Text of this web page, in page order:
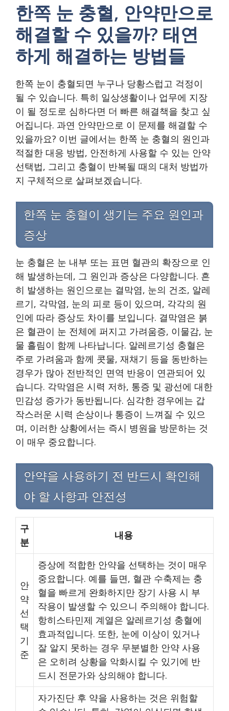
한쪽 눈 충혈, 안약만으로
해결할 수 있을까? 태연
하게 해결하는 방법들
한쪽 눈이 충혈되면 누구나 당황스럽고 걱정이
될 수 있습니다. 특히 일상생활이나 업무에 지장
이 될 정도로 심하다면 더 빠른 해결책을 찾고 싶
어집니다. 과연 안약만으로 이 문제를 해결할 수
있을까요? 이번 글에서는 한쪽 눈 충혈의 원인과
적절한 대응 방법, 안전하게 사용할 수 있는 안약
선택법, 그리고 충혈이 반복될 때의 대처 방법까
지 구체적으로 살펴보겠습니다.
한쪽 눈 충혈이 생기는 주요 원인과
증상
눈 충혈은 눈 내부 또는 표면 혈관의 확장으로 인
해 발생하는데, 그 원인과 증상은 다양합니다. 흔
히 발생하는 원인으로는 결막염, 눈의 건조, 알레
르기, 각막염, 눈의 피로 등이 있으며, 각각의 원
인에 따라 증상도 차이를 보입니다. 결막염은 붉
은 혈관이 눈 전체에 퍼지고 가려움증, 이물감, 눈
물 흘림이 함께 나타납니다. 알레르기성 충혈은
주로 가려움과 함께 콧물, 재채기 등을 동반하는
경우가 많아 전반적인 면역 반응이 연관되어 있
습니다. 각막염은 시력 저하, 통증 및 광선에 대한
민감성 증가가 동반됩니다. 심각한 경우에는 갑
작스러운 시력 손상이나 통증이 느껴질 수 있으
며, 이러한 상황에서는 즉시 병원을 방문하는 것
이 매우 중요합니다.
안약을 사용하기 전 반드시 확인해
야 할 사항과 안전성
구
분
내용
안
약
선
택
기
준
증상에 적합한 안약을 선택하는 것이 매우
중요합니다. 예를 들면, 혈관 수축제는 충
혈을 빠르게 완화하지만 장기 사용 시 부
작용이 발생할 수 있으니 주의해야 합니다.
항히스타민제 계열은 알레르기성 충혈에
효과적입니다. 또한, 눈에 이상이 있거나
잘 알지 못하는 경우 무분별한 안약 사용
은 오히려 상황을 악화시킬 수 있기에 반
드시 전문가와 상의해야 합니다.
자가진단 후 약을 사용하는 것은 위험할